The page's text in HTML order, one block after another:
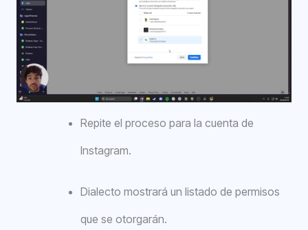
Repite el proceso para la cuenta de
Instagram.
Dialecto mostrará un listado de permisos
que se otorgarán.